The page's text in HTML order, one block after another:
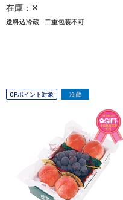
在庫：✕
送料込冷蔵 二重包装不可
OPポイント対象 冷蔵